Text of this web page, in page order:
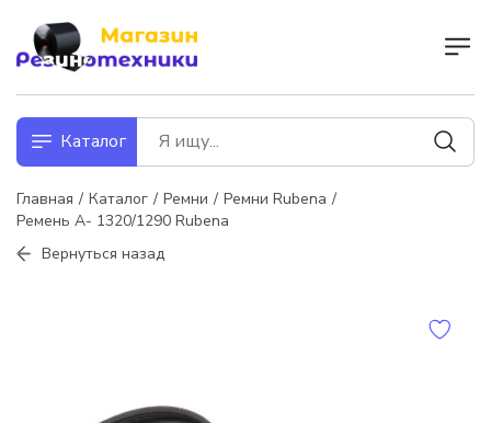
Каталог
Главная Каталог Ремни
Ремни Rubena
Ремень А- 1320/1290 Rubena
Вернуться назад